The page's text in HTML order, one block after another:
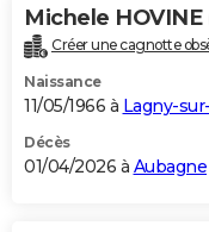
Alimentation
Guide de la santé
Maladies
Médicaments
Sommeil
VOYAGE
Destinations
City break
Voyage nature
Voyage de noces
Forum
Climat
+PHOTO
GUIDES D'ACHAT
BONS PLANS
Michele HOVINE
Créer une cagnotte
Naissance
11/05/1966 à Lagny-
Décès
01/04/2026 à Aubagne